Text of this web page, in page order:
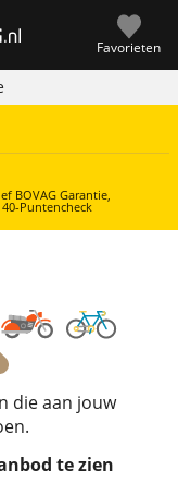
Favorieten
BOVAG Garantie,
Puntencheck
die aan jouw
te zien